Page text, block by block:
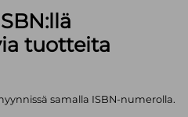
tuotteita
samalla ISBN-numerolla.